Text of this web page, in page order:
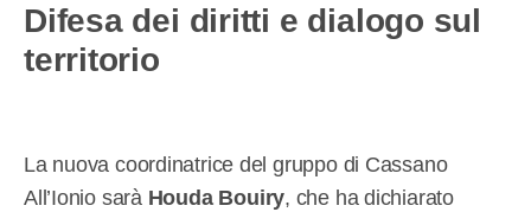
Difesa dei diritti e dialogo sul
territorio
La nuova coordinatrice del gruppo di Cassano
All’Ionio sarà Houda Bouiry, che ha dichiarato